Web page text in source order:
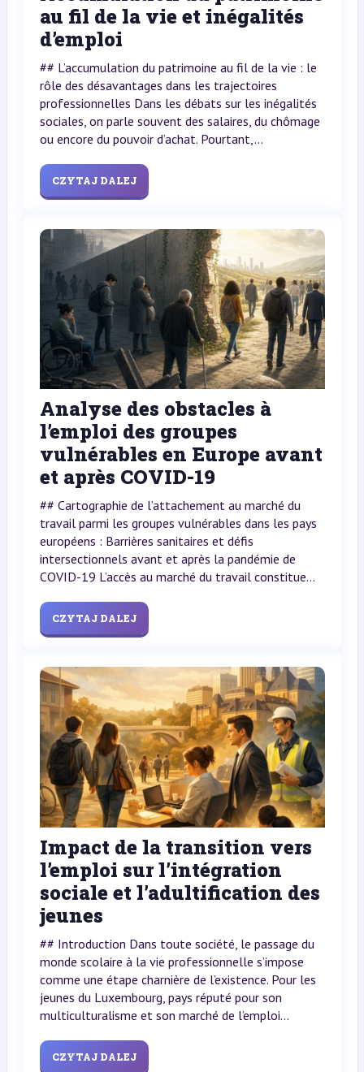
au fil de la vie et inégalités
d’emploi
## L’accumulation du patrimoine au fil de la vie : le
rôle des désavantages dans les trajectoires
professionnelles Dans les débats sur les inégalités
sociales, on parle souvent des salaires, du chômage
ou encore du pouvoir d’achat. Pourtant,...
CZYTAJ DALEJ
Analyse des obstacles à
l’emploi des groupes
vulnérables en Europe avant
et après COVID-19
## Cartographie de l’attachement au marché du
travail parmi les groupes vulnérables dans les pays
européens : Barrières sanitaires et défis
intersectionnels avant et après la pandémie de
COVID-19 L’accès au marché du travail constitue...
CZYTAJ DALEJ
Impact de la transition vers
l’emploi sur l’intégration
sociale et l’adultification des
jeunes
## Introduction Dans toute société, le passage du
monde scolaire à la vie professionnelle s’impose
comme une étape charnière de l’existence. Pour les
jeunes du Luxembourg, pays réputé pour son
multiculturalisme et son marché de l’emploi...
CZYTAJ DALEJ